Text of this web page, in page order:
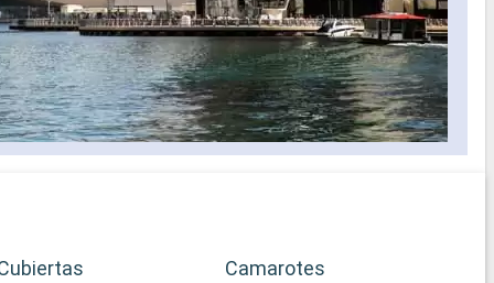
Camarotes